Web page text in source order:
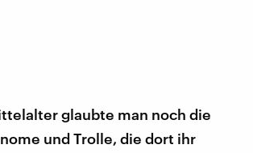
glaubte man noch die
und Trolle, die dort ihr